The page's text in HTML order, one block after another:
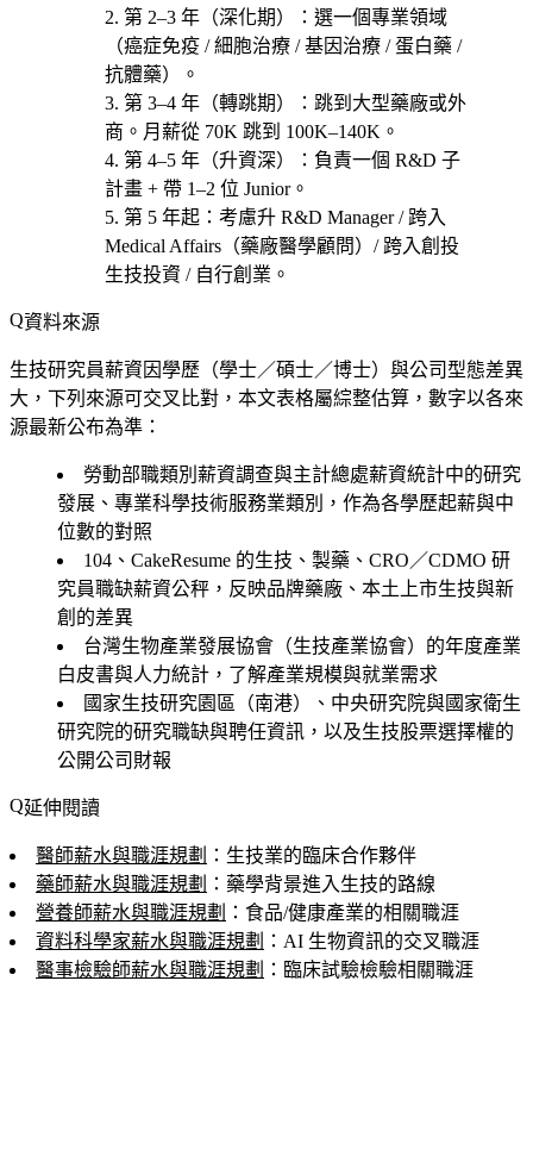
第 2–3 年（深化期）
：選一個專業領域
（癌症免疫 / 細胞治療 / 基因治療 / 蛋白藥 /
抗體藥）。
第 3–4 年（轉跳期）
：跳到大型藥廠或外
商。月薪從 70K 跳到 100K–140K。
第 4–5 年（升資深）
：負責一個 R&D 子
計畫 + 帶 1–2 位 Junior。
第 5 年起 ：考慮升 R&D Manager / 跨入
Medical Affairs（藥廠醫學顧問）/ 跨入創投
生技投資 / 自行創業 。
資料來源
生技研究員薪資因學歷（學士／碩士／博士）與公司型態差異
大，下列來源可交叉比對，本文表格屬綜整估算，數字以各來
源最新公布為準：
勞動部職類別薪資調查與主計總處薪資統計中的研究
發展、專業科學技術服務業類別，作為各學歷起薪與中
位數的對照
104、CakeResume 的生技、製藥、CRO／CDMO 研
究員職缺薪資公秤，反映品牌藥廠、本土上市生技與新
創的差異
台灣生物產業發展協會（生技產業協會）的年度產業
白皮書與人力統計，了解產業規模與就業需求
國家生技研究園區（南港）、中央研究院與國家衛生
研究院的研究職缺與聘任資訊，以及生技股票選擇權的
公開公司財報
延伸閱讀
醫師薪水與職涯規劃 ：生技業的臨床合作夥伴
藥師薪水與職涯規劃 ：藥學背景進入生技的路線
營養師薪水與職涯規劃 ：食品/健康產業的相關職涯
資料科學家薪水與職涯規劃 ：AI 生物資訊的交叉職涯
醫事檢驗師薪水與職涯規劃 ：臨床試驗檢驗相關職涯